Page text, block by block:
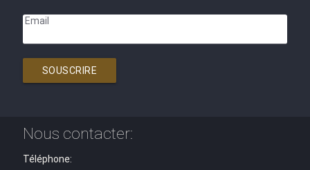
Email
SOUSCRIRE
Nous contacter:
Téléphone: